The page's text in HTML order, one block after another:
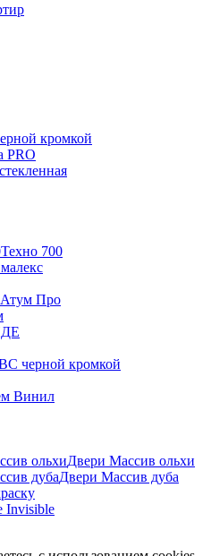
кромкой
PRO
Техно 700
Атум Про
черной кромкой
Винил
Двери Массив ольхи
Двери Массив дуба
Invisible